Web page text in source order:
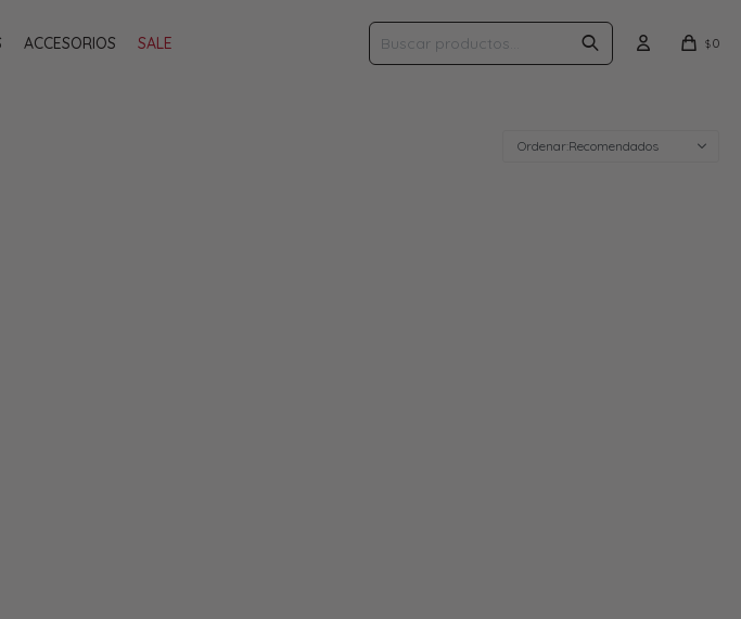
ACCESORIOS SALE $0
Recomendados